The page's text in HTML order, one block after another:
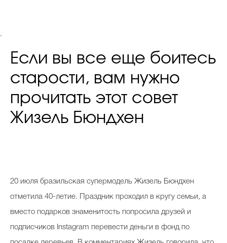
.
Если вы все еще боитесь
старости, вам нужно
прочитать этот совет
Жизель Бюндхен
20 июля бразильская супермодель Жизель Бюндхен
отметила 40-летие. Праздник проходил в кругу семьи, а
вместо подарков знаменитость попросила друзей и
подписчиков Instagram перевести деньги в фонд по